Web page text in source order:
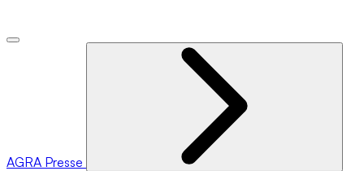
AGRA Presse